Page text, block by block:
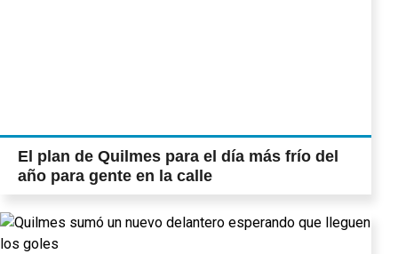
El plan de Quilmes para el día más frío del
año para gente en la calle